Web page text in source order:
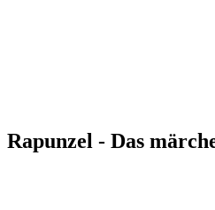
Rapunzel - Das